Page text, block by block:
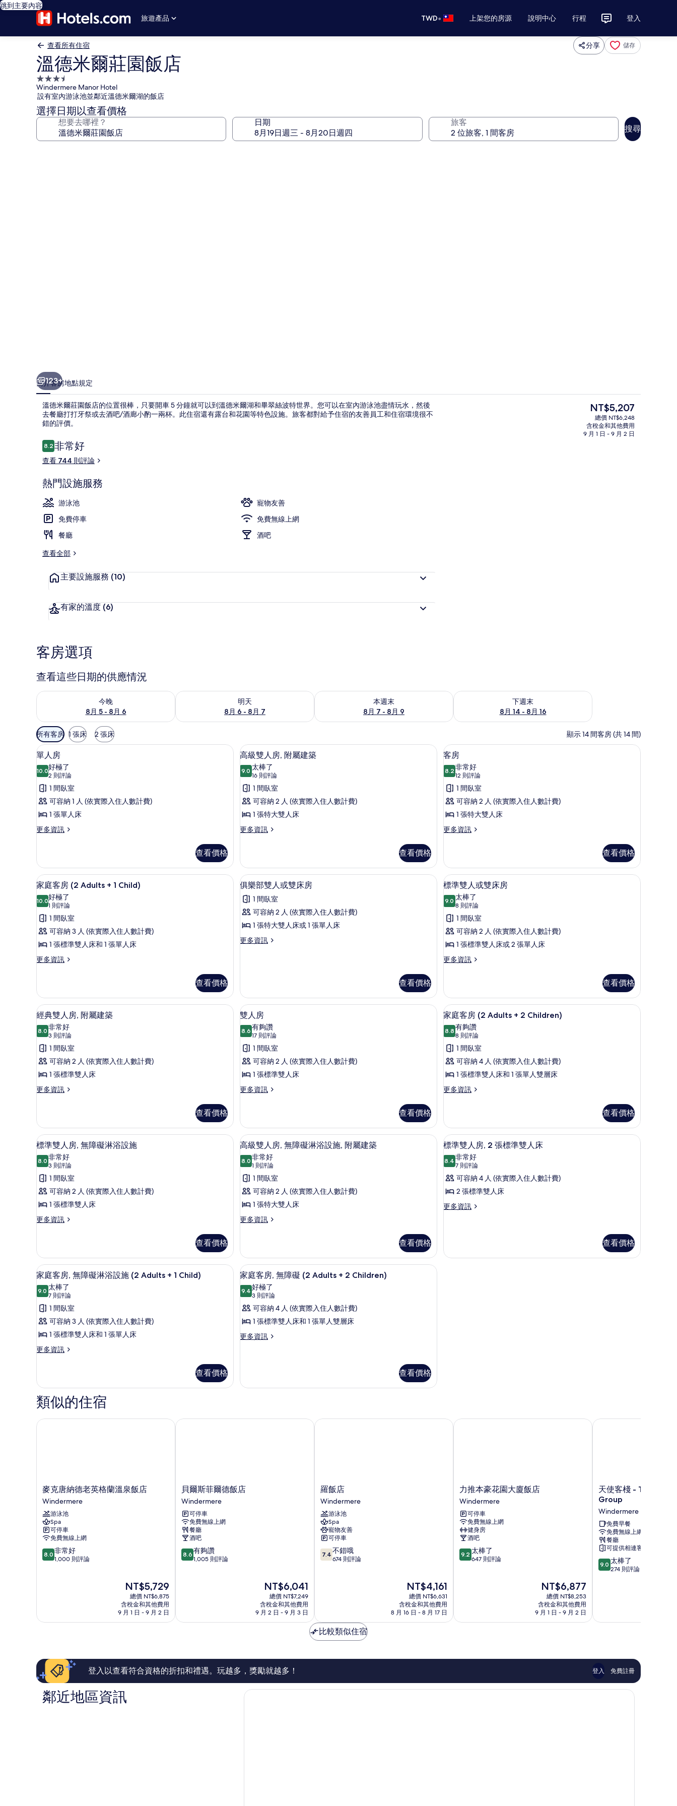
跳到主要內容
旅遊產品
TWD• 上架您的房源 說明中心 行程 登入
查看所有住宿 分享 儲存
溫德米爾莊園飯店
3.5
星
級
住
宿
Windermere Manor Hotel
設有室內游泳池並鄰近溫德米爾湖的飯店
選擇日期以查看價格
想要去哪裡？ 日期 旅客
搜尋
123+
簡介客房地點規定
溫德米爾莊園飯店的位置很棒，只要開車 5 分鐘就可以到溫德米爾湖和畢翠絲波特世界。您可以在室內游泳池盡情玩水，然後
去餐廳打打牙祭或去酒吧/酒廊小酌一兩杯。此住宿還有露台和花園等特色設施。旅客都對給予住宿的友善員工和住宿環境很不
錯的評價。
評
論
8.28.2 分，滿分 10 分，
非常好
查看 744 則評論
熱門設施服務
游泳池
寵物友善
免費停車
免費無線上網
餐廳
酒吧
查看全部
主要設施服務 (10)
有家的溫度 (6)
目
前
的
價
NT$5,207
總價 NT$6,248
含稅金和其他費用
9 月 1 日 - 9 月 2 日
客房選項
查看這些日期的供應情況
今晚
8月 5 - 8月 6
查看今晚 (8月 5 - 8月 6) 的供應情況
明天
8月 6 - 8月 7
查看明天 (8月 6 - 8月 7) 的供應情況
本週末
8月 7 - 8月 9
查看本週末 (8月 7 - 8月 9) 的供應情況
下週末
8月 14 - 8月 16
查看下週末 (8月 14 - 8月 16) 的供應情況
可
用
的
客
房
篩
選
件
所有客房 1 張床 2 張床 顯示 14 間客房 (共 14 間)
顯
示
單
人
房
的
所
片
單人房 | 書桌、熨斗/熨衣板、獨特裝潢、布置獨特
9
單人房
10.010.0 分，滿分 10 分
好極了
2 則評論
(2
則
評
論)
1 間臥室
可容納 1 人 (依實際入住人數計費)
1 張單人床
更多資訊
更
房
的
詳
情
查看價格
顯
示
高
級
雙
人
房,
建
築
的
所
有
片
高級雙人房, 附屬建築 | 書桌、熨斗/熨衣板、獨特裝潢、布置獨特
11
高級雙人房, 附屬建築
9.09.0 分，滿分 10 分
太棒了
16 則評論
(16
則
評
論)
1 間臥室
可容納 2 人 (依實際入住人數計費)
1 張特大雙人床
更多資訊
更
雙
人
房,
屬
建
的
詳
情
查看價格
顯
示
客
房
的
所
有
客房 | 書桌、熨斗/熨衣板、獨特裝潢、布置獨
8
客房
8.28.2 分，滿分 10 分
非常好
12 則評論
(12
則
評
論)
1 間臥室
可容納 2 人 (依實際入住人數計費)
1 張特大雙人床
更多資訊
更
的
詳
情
查看價格
顯
示
家
庭
客
房
(2
1
Child)
的
所
有
相
片
書桌、熨斗/熨衣板、獨特裝潢、布置獨特
9
家庭客房 (2 Adults + 1 Child)
10.010.0 分，滿分 10 分
好極了
1 則評論
(1
則
評
論)
1 間臥室
可容納 3 人 (依實際入住人數計費)
1 張標準雙人床和 1 張單人床
更多資訊
更
客
房
(2
Adults
+
Child)
的
情
查看價格
顯
示
俱
樂
雙
床
房
的
所
有
相
片
俱樂部雙人或雙床房 | 書桌、熨斗/熨衣板、獨特裝潢、布置獨特
6
俱樂部雙人或雙床房
1 間臥室
可容納 2 人 (依實際入住人數計費)
1 張特大雙人床或 1 張單人床
更多資訊
更
人
或
雙
床
房
的
詳
情
查看價格
顯
示
標
準
雙
人
或
房
的
所
有
相
片
標準雙人或雙床房 | 書桌、熨斗/熨衣板、獨
5
標準雙人或雙床房
9.09.0 分，滿分 10 分
太棒了
8 則評論
(8
則
評
論)
1 間臥室
可容納 2 人 (依實際入住人數計費)
1 張標準雙人床或 2 張單人床
更多資訊
更
雙
人
或
雙
床
的
詳
查看價格
顯
示
經
典
雙
人
房,
建
築
的
所
有
相
片
經典雙人房, 附屬建築 | 書桌、熨斗/熨衣板、獨特裝潢、布置獨特
6
經典雙人房, 附屬建築
8.08.0 分，滿分 10 分
非常好
3 則評論
(3
則
評
論)
1 間臥室
可容納 2 人 (依實際入住人數計費)
1 張標準雙人床
更多資訊
更
雙
人
房,
屬
築
的
情
查看價格
顯
示
雙
人
房
的
所
片
雙人房 | 書桌、熨斗/熨衣板、獨特裝潢、布置獨特
9
雙人房
8.68.6 分，滿分 10 分
有夠讚
17 則評論
(17
則
評
論)
1 間臥室
可容納 2 人 (依實際入住人數計費)
1 張標準雙人床
更多資訊
更
房
的
詳
查看價格
顯
示
家
庭
客
房
(2
2
Children)
的
所
有
相
書桌、熨斗/熨衣板、獨特裝潢、布置獨特
7
家庭客房 (2 Adults + 2 Children)
8.88.8 分，滿分 10 分
有夠讚
8 則評論
(8
則
評
論)
1 間臥室
可容納 4 人 (依實際入住人數計費)
1 張標準雙人床和 1 張單人雙層床
更多資訊
更
客
房
(2
Adults
+
Children)
的
情
查看價格
顯
示
標
準
雙
人
房,
礙
淋
浴
設
施
的
所
有
標準雙人房, 無障礙淋浴設施 | 書桌、熨斗/熨衣板、獨特裝潢、布置獨特
7
標準雙人房, 無障礙淋浴設施
8.08.0 分，滿分 10 分
非常好
3 則評論
(3
則
評
論)
1 間臥室
可容納 2 人 (依實際入住人數計費)
1 張標準雙人床
更多資訊
更
雙
人
房,
無
障
淋
浴
施
的
詳
查看價格
顯
示
高
級
雙
人
房,
礙
淋
浴
設
施,
附
屬
所
高級雙人房, 無障礙淋浴設施, 附屬建築 | 書桌、熨斗/熨衣板、獨特裝潢、布置獨特
11
高級雙人房, 無障礙淋浴設施, 附屬建築
8.08.0 分，滿分 10 分
非常好
1 則評論
(1
則
評
論)
1 間臥室
可容納 2 人 (依實際入住人數計費)
1 張特大雙人床
更多資訊
更
雙
人
房,
無
障
淋
浴
施,
的
查看價格
顯
示
標
準
雙
人
標
標準雙人房, 2 張標準雙人床 | 書桌、熨斗/熨
6
標準雙人房, 2 張標準雙人床
8.48.4 分，滿分 10 分
非常好
7 則評論
(7
則
評
可容納 4 人 (依實際入住人數計費)
2 張標準雙人床
更多資訊
更
人
房,
查看價格
顯
示
家
庭
客
房,
無
淋
浴
施
Child)
的
所
有
相
片
書桌、熨斗/熨衣板、獨特裝潢、布置獨特
9
家庭客房, 無障礙淋浴設施 (2 Adults + 1 Child)
9.09.0 分，滿分 10 分
太棒了
7 則評論
(7
則
評
論)
1 間臥室
可容納 3 人 (依實際入住人數計費)
1 張標準雙人床和 1 張單人床
更多資訊
更
客
房,
無
障
礙
Child)
詳
查看價格
顯
示
家
庭
客
房,
(2
2
相
書桌、熨斗/熨衣板、獨特裝潢、布置獨特
7
家庭客房, 無障礙 (2 Adults + 2 Children)
9.49.4 分，滿分 10 分
好極了
3 則評論
(3
則
評
可容納 4 人 (依實際入住人數計費)
1 張標準雙人床和 1 張單人雙層床
更多資訊
更
房,
無
(2
查看價格
類似的住宿
麥
克
唐
納
德
老
英
格
蘭
麥克唐納德老英格蘭溫泉飯店
Windermere
游泳池
Spa
可停車
免費無線上網
8.0
分，
好，
論
8.0 非常好
1,000 則評論
現
在
價
格
為
NT$5,729
總價 NT$6,875
含稅金和其他費用
9 月 1 日 - 9 月 2 日
麥克唐納德老英格蘭溫泉飯店
貝
爾
斯
菲
爾
德
飯
店
Windermere
貝爾斯菲爾德飯店
Windermere
可停車
免費無線上網
餐廳
酒吧
8.6
分，
讚，
論
8.6 有夠讚
1,005 則評論
現
在
價
格
為
NT$6,041
總價 NT$7,249
含稅金和其他費用
9 月 2 日 - 9 月 3 日
貝爾斯菲爾德飯店
羅
飯
店
Windermere
羅飯店
Windermere
游泳池
Spa
寵物友善
可停車
7.4
分，
哦，
674
則
論
7.4 不錯哦
674 則評論
現
在
價
格
為
NT$4,161
總價 NT$6,631
含稅金和其他費用
8 月 16 日 - 8 月 17 日
羅飯店
力
推
本
豪
花
園
大
廈
飯
力推本豪花園大廈飯店
Windermere
可停車
免費無線上網
健身房
酒吧
9.2
分，
了，
論
9.2 太棒了
647 則評論
現
在
價
格
為
NT$6,877
總價 NT$8,253
含稅金和其他費用
9 月 1 日 - 9 月 2 日
力推本豪花園大廈飯店
天
使
棧
-
The
Inn
Collection
Group
Windermere
天使客棧 - The Inn
Group
Windermere
免費早餐
免費無線上網
餐廳
可提供相連客房
9.0
分，
棒
評
論
9.0 太棒了
274 則評論
天使客棧 - The Inn
比較類似住宿
登入以查看符合資格的折扣和禮遇。玩越多，獎勵就越多！ 登入 免費註冊
鄰近地區資訊